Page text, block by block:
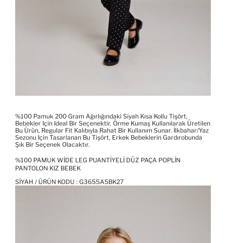
%100 Pamuk 200 Gram Ağırlığındaki Siyah Kısa Kollu Tişört,
Bebekler Için Ideal Bir Seçenektir. Örme Kumaş Kullanılarak Üretilen
Bu Ürün, Regular Fit Kalıbıyla Rahat Bir Kullanım Sunar. İlkbahar/Yaz
Sezonu Için Tasarlanan Bu Tişört, Erkek Bebeklerin Gardırobunda
Şık Bir Seçenek Olacaktır.
%100 PAMUK WIDE LEG PUANTIYELI DÜZ PAÇA POPLIN
PANTOLON KIZ BEBEK
SIYAH / ÜRÜN KODU : G3655A5BK27